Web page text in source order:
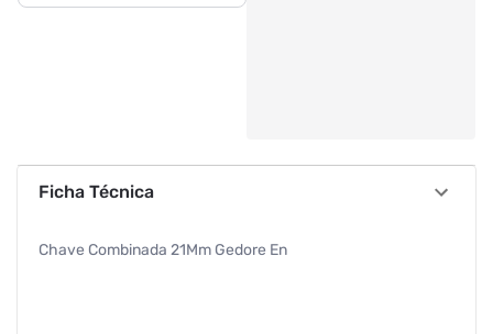
Ficha Técnica
Chave Combinada 21Mm Gedore En